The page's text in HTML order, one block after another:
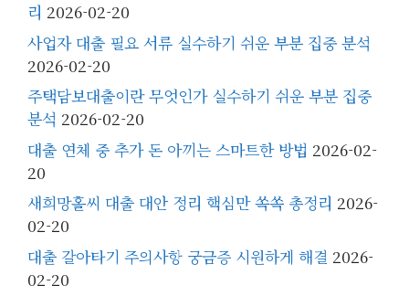
리 2026-02-20
사업자 대출 필요 서류 실수하기 쉬운 부분 집중 분석
2026-02-20
주택담보대출이란 무엇인가 실수하기 쉬운 부분 집중
분석 2026-02-20
대출 연체 중 추가 돈 아끼는 스마트한 방법 2026-02-
20
새희망홀씨 대출 대안 정리 핵심만 쏙쏙 총정리 2026-
02-20
대출 갈아타기 주의사항 궁금증 시원하게 해결 2026-
02-20